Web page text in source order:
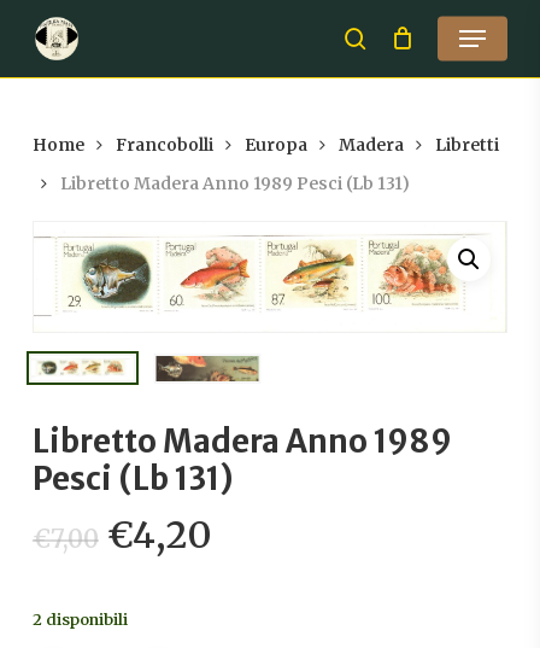
main
search
Menu
Home Francobolli Europa Madera
Libretti
Libretto Madera Anno 1989 Pesci (Lb 131)
Libretto Madera Anno 1989
Pesci (Lb 131)
€7,00 Il
prezzo
originale
€4,20
2 disponibili
Close